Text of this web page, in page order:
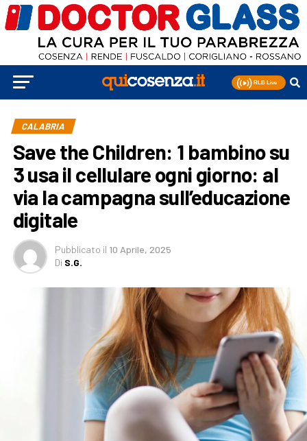
CALABRIA
Save the Children: 1 bambino su
3 usa il cellulare ogni giorno: al
via la campagna sull’educazione
digitale
Pubblicato il 10 Aprile, 2025
Di S.G.